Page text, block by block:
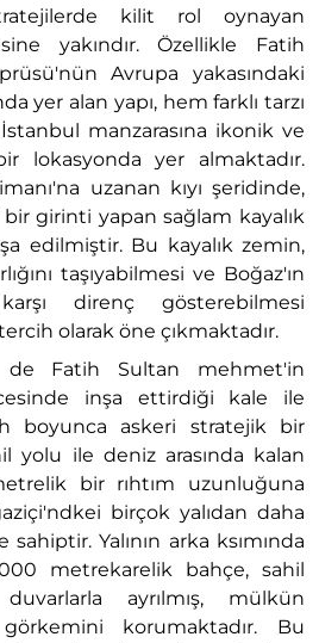
kilit rol oynayan
yakındır. Özellikle Fatih
Avrupa yakasındaki
yer alan yapı, hem farklı tarzı
manzarasına ikonik ve
lokasyonda yer almaktadır.
uzanan kıyı şeridinde,
girinti yapan sağlam kayalık
edilmiştir. Bu kayalık zemin,
taşıyabilmesi ve Boğaz'ın
direnç gösterebilmesi
olarak öne çıkmaktadır.
de Fatih Sultan mehmet'in
inşa ettirdiği kale ile
boyunca askeri stratejik bir
yolu ile deniz arasında kalan
bir rıhtım uzunluğuna
birçok yalıdan daha
Yalının arka ksımında
metrekarelik bahçe, sahil
ayrılmış, mülkün
korumaktadır. Bu